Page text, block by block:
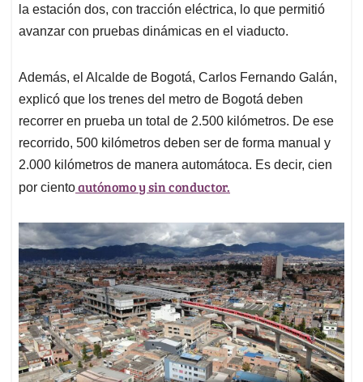
la estación dos, con tracción eléctrica, lo que permitió
avanzar con pruebas dinámicas en el viaducto.
Además, el Alcalde de Bogotá, Carlos Fernando Galán,
explicó que los trenes del metro de Bogotá deben
recorrer en prueba un total de 2.500 kilómetros. De ese
recorrido, 500 kilómetros deben ser de forma manual y
2.000 kilómetros de manera automátoca. Es decir, cien
por cientoautónomo y sin conductor.